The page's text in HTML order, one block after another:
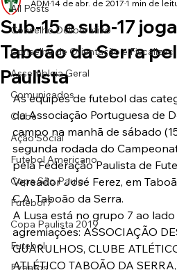
All Posts
Conselho Deliberativo
Conselho de Orientação e Fiscalizaç
Assembleia Geral
Comunicados
Clube
Ação Social
Futebol Americano
Copa São Paulo
Futebol 7
Copa Paulista 2019
Futebol
Eventos
Sub-15 e sub-17
Taboão da Serra
Paulista
ADM 14 de abr. de 2017 1 min de
As equipes de futebol das
da Associação Portuguesa de
campo na manhã de sábado
segunda rodada do
pela Federação Paulista de
Vereador José Ferez, em
C.A. Taboão da Serra.
A Lusa está no grupo 7 ao
agremiações: ASSOCIAÇÃO
GUARULHOS, CLUBE
ATLÉTICO TABOÃO DA